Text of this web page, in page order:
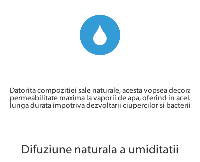
Datorita compozitiei sale naturale, acesta vopsea
permeabilitate maxima la vaporii de apa, oferind in
lunga durata impotriva dezvoltarii ciupercilor si bacteriilor.
Difuziune naturala a umiditatii